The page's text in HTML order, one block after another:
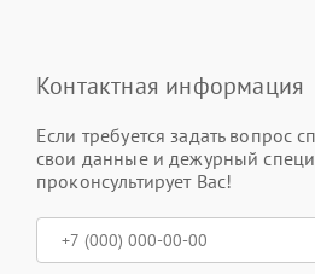
Контактная информация
Если требуется задать вопрос
свои данные и дежурный
проконсультирует Вас!